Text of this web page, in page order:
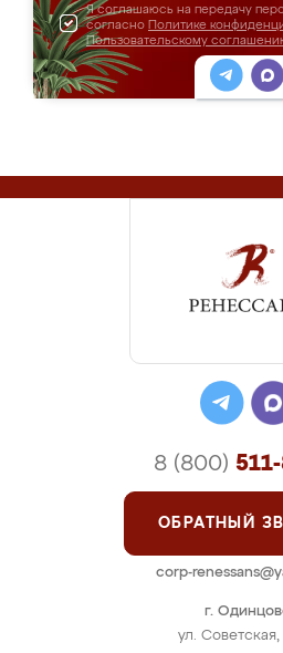
Я соглашаюсь на передачу
согласно Политике
Пользовательскому
г.
ул. Советская,
8 (800)
ОБРАТНЫЙ
corp-